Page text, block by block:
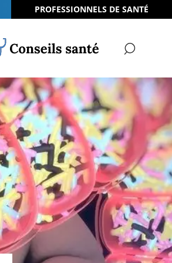
PROFESSIONNELS DE SANTÉ